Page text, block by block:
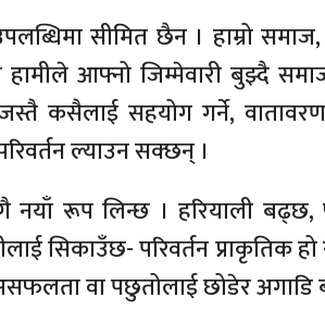
सीमित छैन । हाम्रो समाज,
हामीले आफ्नो जिम्मेवारी बुझ्दै
जस्तै कसैलाई सहयोग गर्ने,
ल्याउन सक्छन् ।
नयाँ रूप लिन्छ । हरियाली
सिकाउँछ- परिवर्तन प्राकृतिक
वा पछुतोलाई छोडेर अगाडि